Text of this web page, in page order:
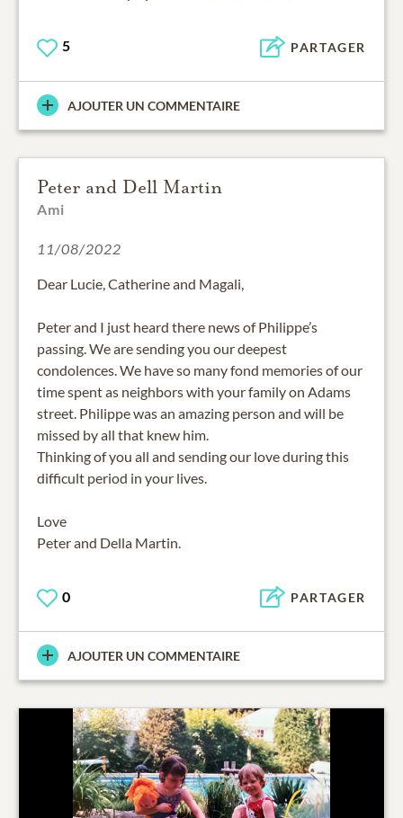
5 PARTAGER
AJOUTER UN COMMENTAIRE
Peter and Dell Martin
Ami
11/08/2022
Dear Lucie, Catherine and Magali,
Peter and I just heard there news of Philippe’s
passing. We are sending you our deepest
condolences. We have so many fond memories of our
time spent as neighbors with your family on Adams
street. Philippe was an amazing person and will be
missed by all that knew him.
Thinking of you all and sending our love during this
difficult period in your lives.
Love
Peter and Della Martin.
0 PARTAGER
AJOUTER UN COMMENTAIRE